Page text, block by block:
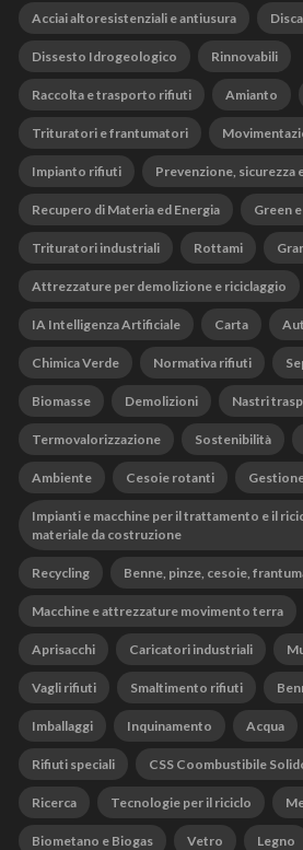
Acciai altoresistenziali e antiusura
Dissesto Idrogeologico Rinnovabili
Raccolta e trasporto rifiuti Amianto
Trituratori e frantumatori
Impianto rifiuti Prevenzione, sicurezza
Recupero di Materia ed Energia Green
Trituratori industriali Rottami
Attrezzature per demolizione e riciclaggio
IA Intelligenza Artificiale Carta
Chimica Verde Normativa rifiuti
Biomasse Demolizioni Nastri
Termovalorizzazione Sostenibilità
Ambiente Cesoie rotanti
Impianti e macchine per il trattamento e il
materiale da costruzione
Recycling Benne, pinze, cesoie,
Macchine e attrezzature movimento terra
Aprisacchi Caricatori industriali
Vagli rifiuti Smaltimento rifiuti
Imballaggi Inquinamento Acqua
Rifiuti speciali CSS Coombustibile
Ricerca Tecnologie per il riciclo
Biometano e Biogas Vetro Legno